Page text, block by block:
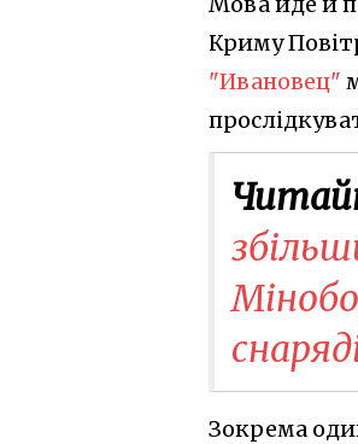
Криму
"Ивановец"
Зокрема